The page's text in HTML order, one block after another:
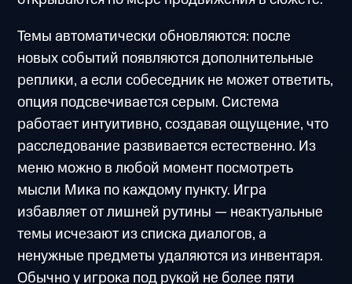
Темы автоматически обновляются: после
новых событий появляются дополнительные
реплики, а если собеседник не может ответить,
опция подсвечивается серым. Система
работает интуитивно, создавая ощущение, что
расследование развивается естественно. Из
меню можно в любой момент посмотреть
мысли Мика по каждому пункту. Игра
избавляет от лишней рутины — неактуальные
темы исчезают из списка диалогов, а
ненужные предметы удаляются из инвентаря.
Обычно у игрока под рукой не более пяти